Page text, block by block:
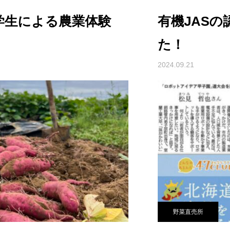
生による農業体験
有機JASの
た！
2024.09.21
野菜直売所